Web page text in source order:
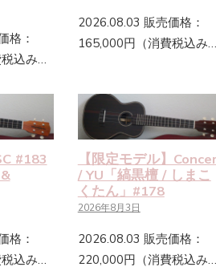
格：
込み…
2026.08.03 販売価格：
165,000円（消費税込み…
#183
格：
込み…
【限定モデル】
/ YU「縞黒檀 / しまこ
くたん」#178
2026年8月3日
2026.08.03 販売価格：
220,000円（消費税込み…